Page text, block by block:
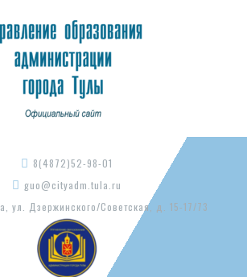
8(4872)52-98-01
guo@cityadm.tula.ru
ул. Дзержинского/Советская, д. 15-17/73